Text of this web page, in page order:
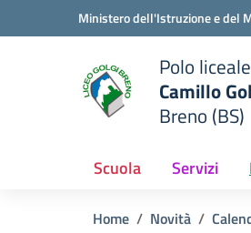
Vai ai contenuti
Vai al menu di navigazioneMinistero dell'Istruzione e del
scuola
Polo liceale
Camillo
Breno (BS)
Scuola Servizi
Home Novità